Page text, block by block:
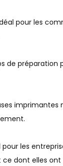
pour les
de préparation
imprimantes
pour les
dont elles ont